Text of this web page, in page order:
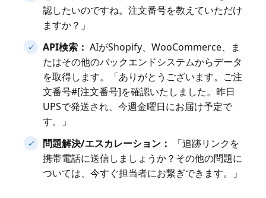
認したいのですね。注文番号を教えていただけ
ますか？」
API検索： AIがShopify、WooCommerce、ま
たはその他のバックエンドシステムからデータ
を取得します。「ありがとうございます。ご注
文番号#[注文番号]を確認いたしました。昨日
UPSで発送され、今週金曜日にお届け予定で
す。」
問題解決/エスカレーション：
「追跡リンクを
携帯電話に送信しましょうか？その他の問題に
ついては、今すぐ担当者にお繋ぎできます。」